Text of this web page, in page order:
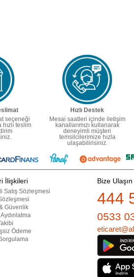
seçeneği
teslim
Hızlı Destek
Mesai saatleri içinde iletişim
kanallarımızı kullanarak
deneyimli müşteri
temsilcilerimize hızla
ulaşabilirisiniz.
İlişkileri
Satış Sözleşmesi
Güvenlik
Aydınlatma
Ödeme
Bize Ulaşın
444
0533